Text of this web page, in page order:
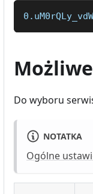
Do wyboru
NOTATKA
Ogólne